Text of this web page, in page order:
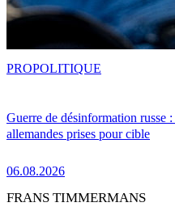
Guerre de désinformation russe
allemandes prises pour cible
06.08.2026
PROPOLITIQUE
FRANS TIMMERMANS